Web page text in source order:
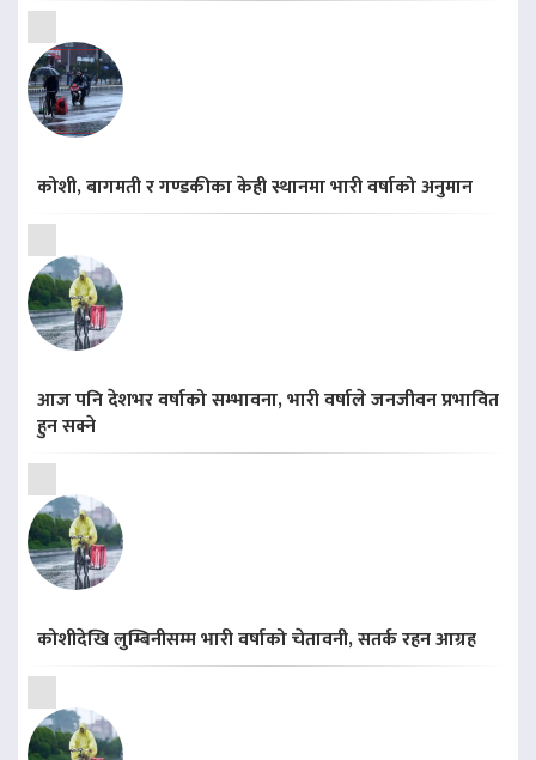
कोशी, बागमती र गण्डकीका केही स्थानमा भारी वर्षाको अनुमान
आज पनि देशभर वर्षाको सम्भावना, भारी वर्षाले जनजीवन प्रभावित
हुन सक्ने
कोशीदेखि लुम्बिनीसम्म भारी वर्षाको चेतावनी, सतर्क रहन आग्रह